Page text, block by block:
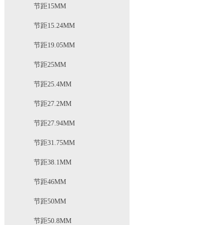
节距15MM
节距15.24MM
节距19.05MM
节距25MM
节距25.4MM
节距27.2MM
节距27.94MM
节距31.75MM
节距38.1MM
节距46MM
节距50MM
节距50.8MM